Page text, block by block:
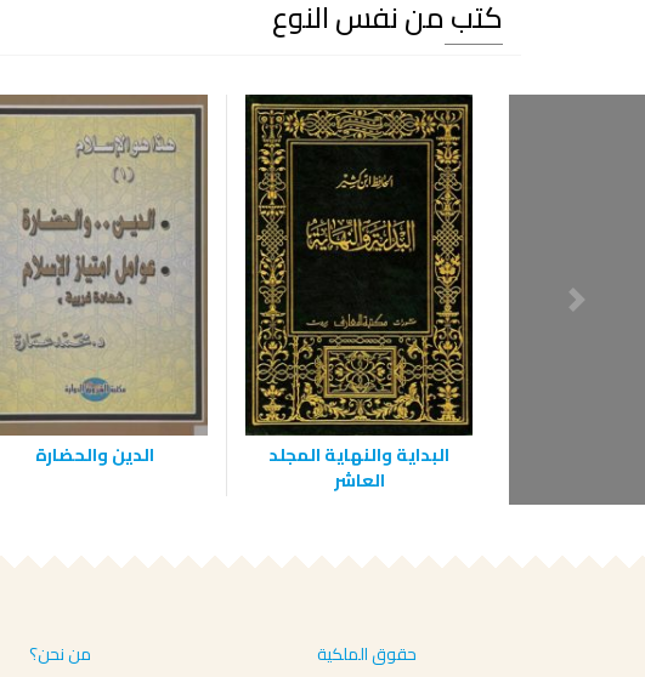
كتب من نفس النوع
البداية والنهاية المجلد
العاشر
الدين والحضارة
حقوق الملكية من نحن؟